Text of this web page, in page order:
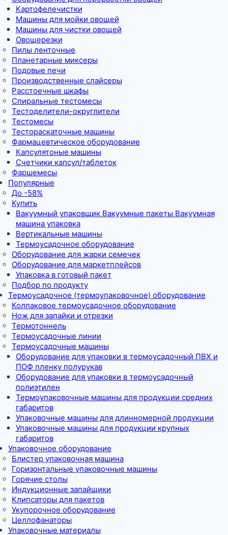
Картофелечистки
Машины для мойки овощей
Машины для чистки овощей
Овощерезки
Пилы ленточные
Планетарные миксеры
Подовые печи
Производственные слайсеры
Расстоечные шкафы
Спиральные тестомесы
Тестоделители-округлители
Тестомесы
Тестораскаточные машины
Фармацевтическое оборудование
Капсулятоные машины
Счетчики капсул/таблеток
Фаршемесы
Популярные
До -58%
Купить
Вакуумный упаковщик Вакуумные пакеты Вакуумная
машина упаковка
Вертикальные машины
Термоусадочное оборудование
Оборудование для жарки семечек
Оборудование для маркетплейсов
Упаковка в готовый пакет
Подбор по продукту
Термоусадочное (термоупаковочное) оборудование
Колпаковое термоусадочное оборудование
Нож для запайки и отрезки
Термотоннель
Термоусадочные линии
Термоусадочные машины
Оборудование для упаковки в термоусадочный ПВХ и
ПОФ пленку полурукав
Оборудование для упаковки в термоусадочный
полиэтилен
Термоупаковочные машины для продукции средних
габаритов
Упаковочные машины для длинномерной продукции
Упаковочные машины для продукции крупных
габаритов
Упаковочное оборудование
Блистер упаковочная машина
Горизонтальные упаковочные машины
Горячие столы
Индукционные запайщики
Клипсаторы для пакетов
Укупорочное оборудование
Целлофанаторы
Упаковочные материалы